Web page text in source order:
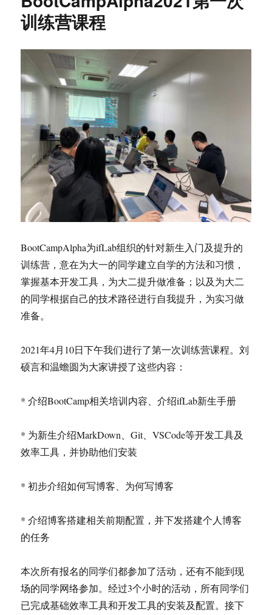
微
项
目
训练营课程
BootCampAlpha为ifLab组织的针对新生入门及提升的
训练营，意在为大一的同学建立自学的方法和习惯，
掌握基本开发工具，为大二提升做准备；以及为大二
的同学根据自己的技术路径进行自我提升，为实习做
准备。
2021年4月10日下午我们进行了第一次训练营课程。刘
硕言和温蟾圆为大家讲授了这些内容：
* 介绍BootCamp相关培训内容、介绍ifLab新生手册
* 为新生介绍MarkDown、Git、VSCode等开发工具及
效率工具，并协助他们安装
* 初步介绍如何写博客、为何写博客
* 介绍博客搭建相关前期配置，并下发搭建个人博客
的任务
本次所有报名的同学们都参加了活动，还有不能到现
场的同学网络参加。经过3个小时的活动，所有同学们
已完成基础效率工具和开发工具的安装及配置。接下